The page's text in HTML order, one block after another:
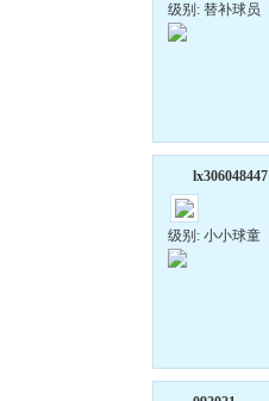
级别: 替补球员
lx306048447
级别: 小小球童